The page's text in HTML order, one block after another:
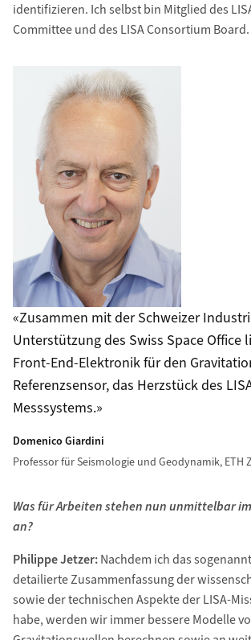
identifizieren. Ich selbst bin Mitglied des
Committee und des LISA Consortium Board.
Zusammen mit der Schweizer
Unterstützung des Swiss Space Office
Front-End-Elektronik für den
Referenzsensor, das Herzstück des
Messsystems.
Domenico Giardini
Professor für Seismologie und Geodynamik, ETH
Was für Arbeiten stehen nun unmittelbar
an?
Philippe Jetzer:Nachdem ich das
detailierte Zusammenfassung der
sowie der technischen Aspekte der LISA-
habe, werden wir immer bessere Modelle